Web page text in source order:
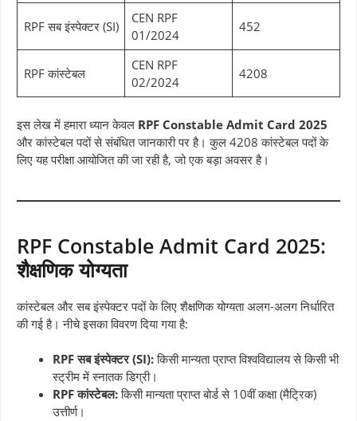
RPF सब इंस्पेक्टर (SI)
CEN RPF
01/2024
452
RPF कांस्टेबल
CEN RPF
02/2024
4208
इस लेख में हमारा ध्यान केवल RPF Constable Admit Card 2025
और कांस्टेबल पदों से संबंधित जानकारी पर है। कुल 4208 कांस्टेबल पदों के
लिए यह परीक्षा आयोजित की जा रही है, जो एक बड़ा अवसर है।
RPF Constable Admit Card 2025:
शैक्षणिक योग्यता
कांस्टेबल और सब इंस्पेक्टर पदों के लिए शैक्षणिक योग्यता अलग-अलग निर्धारित
की गई है। नीचे इसका विवरण दिया गया है:
RPF सब इंस्पेक्टर (SI):किसी मान्यता प्राप्त विश्वविद्यालय से किसी भी
स्ट्रीम में स्नातक डिग्री।
RPF कांस्टेबल:किसी मान्यता प्राप्त बोर्ड से 10वीं कक्षा (मैट्रिक)
उत्तीर्ण।